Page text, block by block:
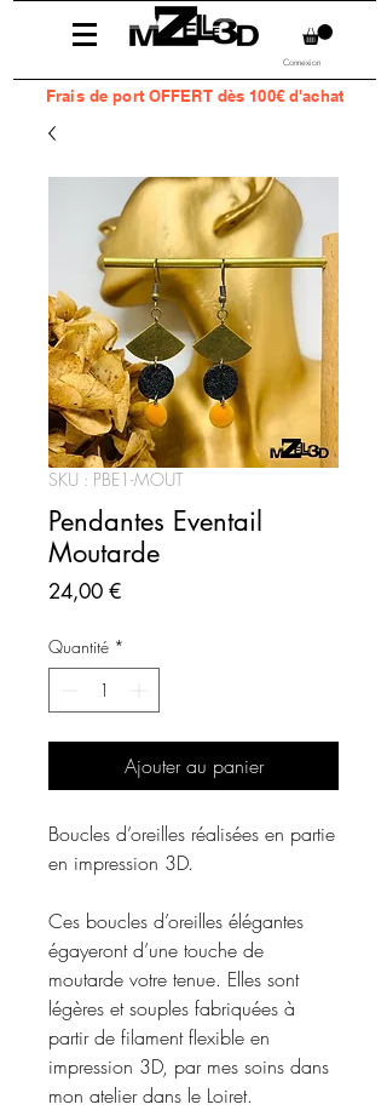
Connexion
Fraisde port OFFERT dès 100€ d'achat
SKU : PBE1-MOUT
Pendantes Eventail
Moutarde
24,00 €Prix
Quantité *
Ajouter au panier
Boucles d’oreilles réalisées en partie
en impression 3D.
Ces boucles d’oreilles élégantes
égayeront d’une touche de
moutarde votre tenue. Elles sont
légères et souples fabriquées à
partir de filament flexible en
impression 3D, par mes soins dans
mon atelier dans le Loiret.